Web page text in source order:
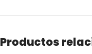
Productos